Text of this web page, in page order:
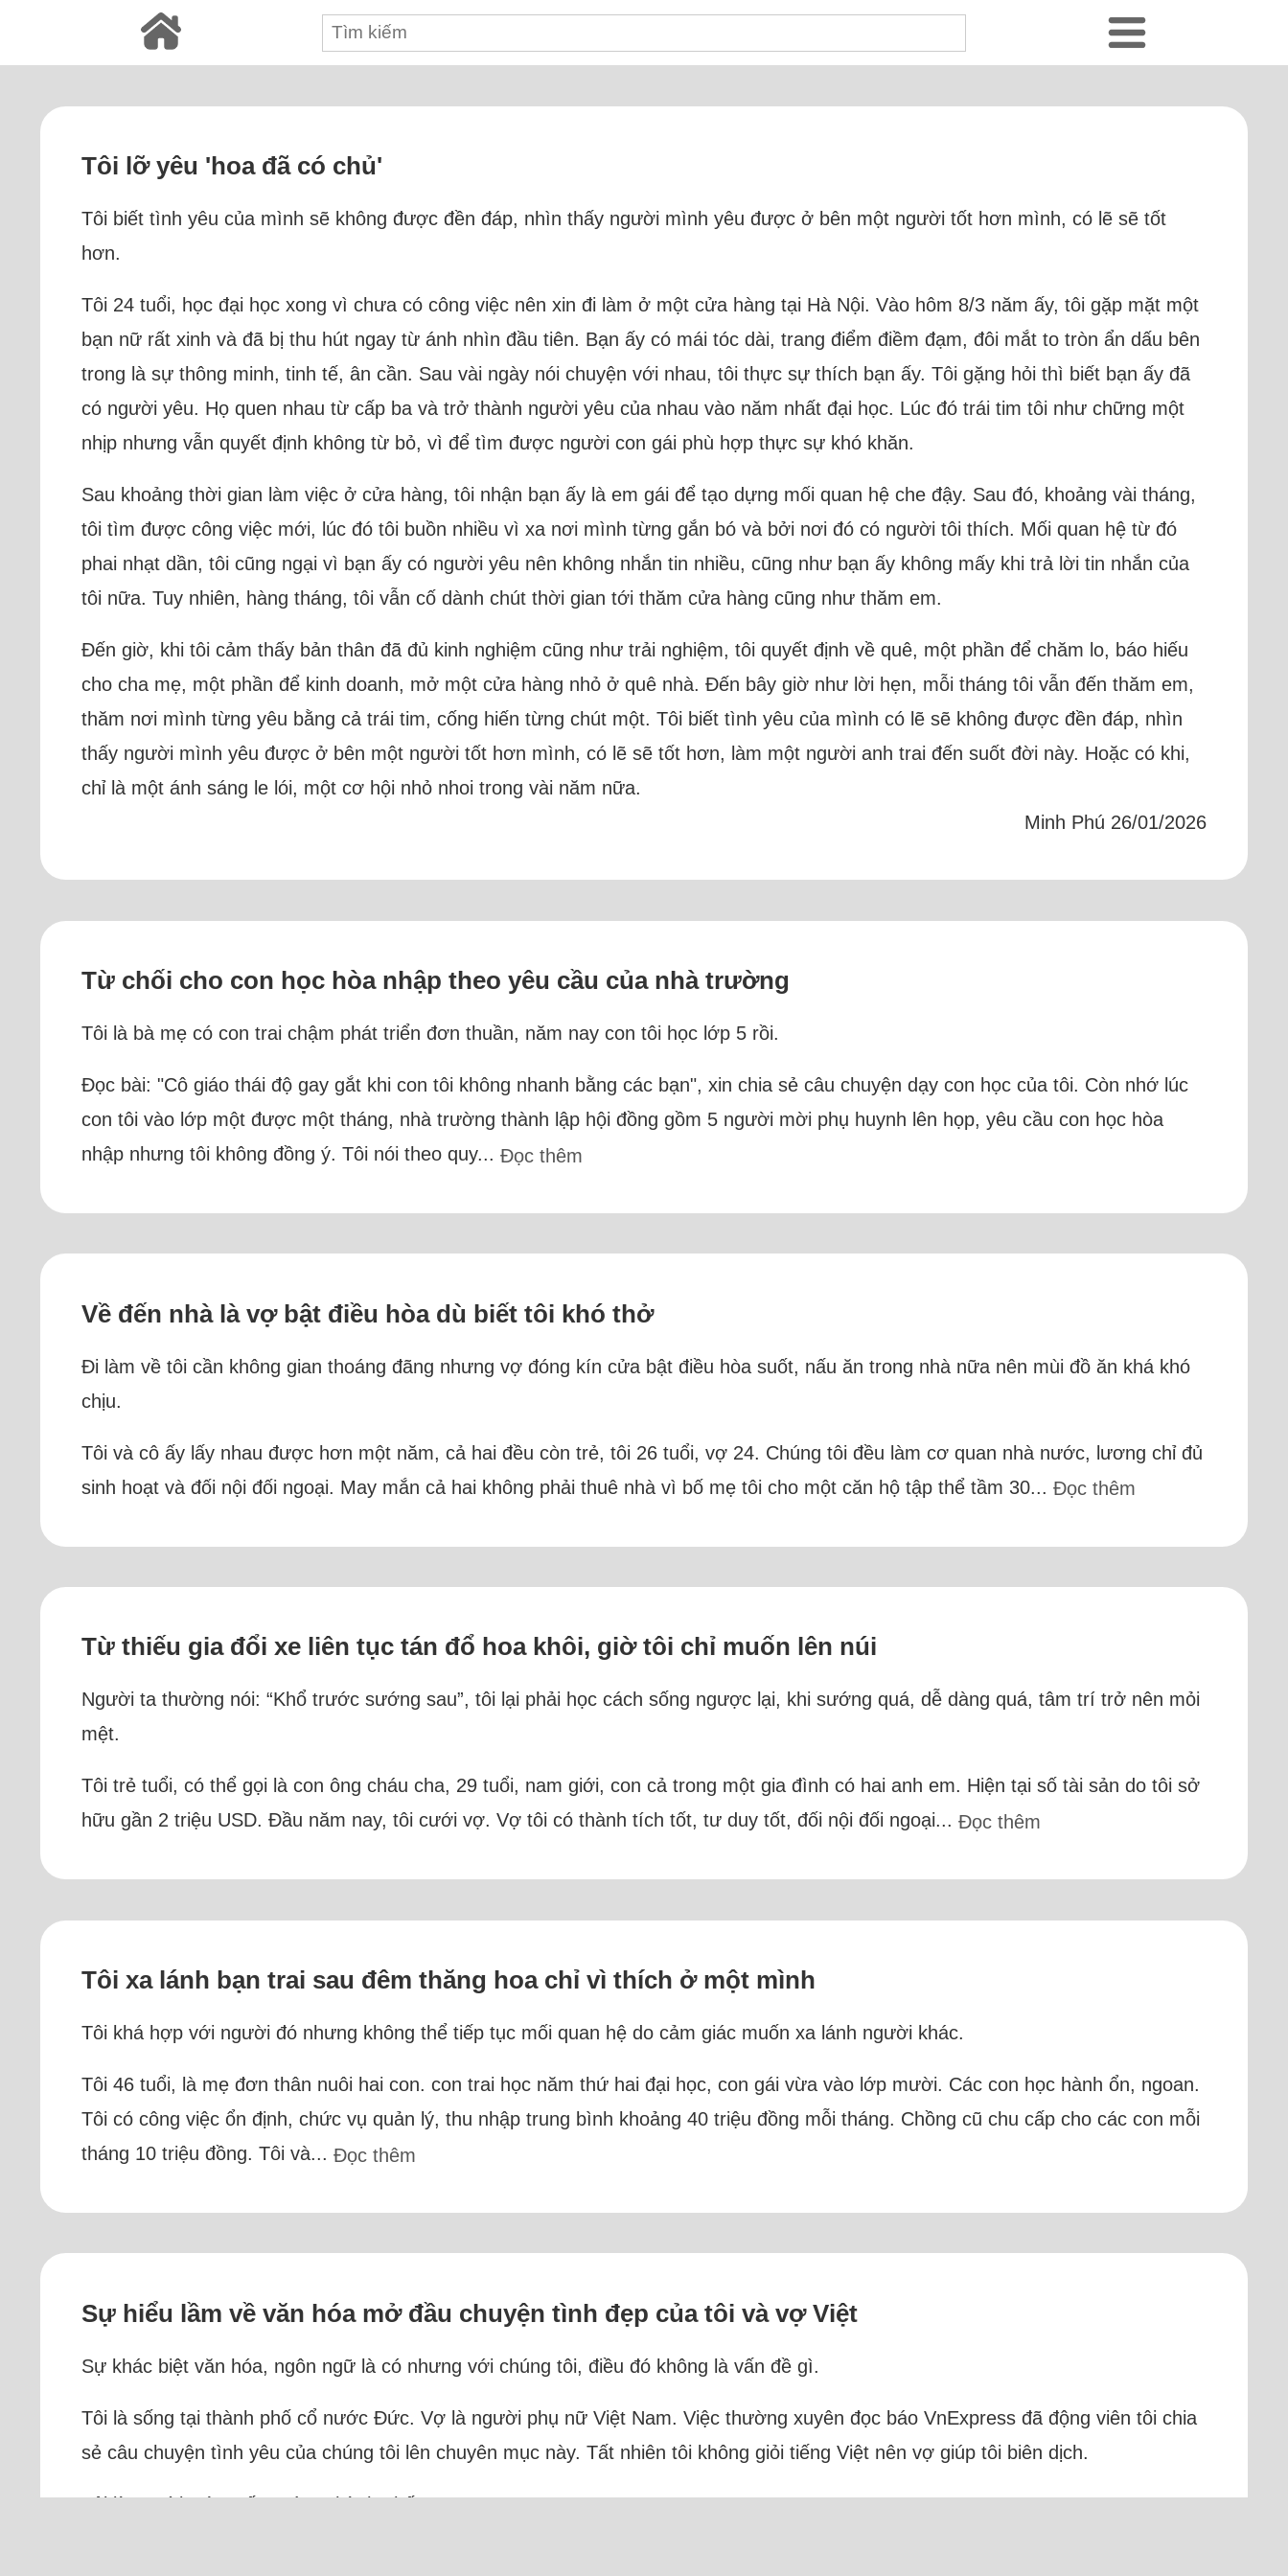
Tôi lỡ yêu 'hoa đã có chủ'
Tôi biết tình yêu của mình sẽ không được đền đáp, nhìn thấy người mình yêu được ở bên một người tốt hơn mình, có lẽ sẽ tốt
hơn.
Tôi 24 tuổi, học đại học xong vì chưa có công việc nên xin đi làm ở một cửa hàng tại Hà Nội. Vào hôm 8/3 năm ấy, tôi gặp mặt một
bạn nữ rất xinh và đã bị thu hút ngay từ ánh nhìn đầu tiên. Bạn ấy có mái tóc dài, trang điểm điềm đạm, đôi mắt to tròn ẩn dấu bên
trong là sự thông minh, tinh tế, ân cần. Sau vài ngày nói chuyện với nhau, tôi thực sự thích bạn ấy. Tôi gặng hỏi thì biết bạn ấy đã
có người yêu. Họ quen nhau từ cấp ba và trở thành người yêu của nhau vào năm nhất đại học. Lúc đó trái tim tôi như chững một
nhịp nhưng vẫn quyết định không từ bỏ, vì để tìm được người con gái phù hợp thực sự khó khăn.
Sau khoảng thời gian làm việc ở cửa hàng, tôi nhận bạn ấy là em gái để tạo dựng mối quan hệ che đậy. Sau đó, khoảng vài tháng,
tôi tìm được công việc mới, lúc đó tôi buồn nhiều vì xa nơi mình từng gắn bó và bởi nơi đó có người tôi thích. Mối quan hệ từ đó
phai nhạt dần, tôi cũng ngại vì bạn ấy có người yêu nên không nhắn tin nhiều, cũng như bạn ấy không mấy khi trả lời tin nhắn của
tôi nữa. Tuy nhiên, hàng tháng, tôi vẫn cố dành chút thời gian tới thăm cửa hàng cũng như thăm em.
Đến giờ, khi tôi cảm thấy bản thân đã đủ kinh nghiệm cũng như trải nghiệm, tôi quyết định về quê, một phần để chăm lo, báo hiếu
cho cha mẹ, một phần để kinh doanh, mở một cửa hàng nhỏ ở quê nhà. Đến bây giờ như lời hẹn, mỗi tháng tôi vẫn đến thăm em,
thăm nơi mình từng yêu bằng cả trái tim, cống hiến từng chút một. Tôi biết tình yêu của mình có lẽ sẽ không được đền đáp, nhìn
thấy người mình yêu được ở bên một người tốt hơn mình, có lẽ sẽ tốt hơn, làm một người anh trai đến suốt đời này. Hoặc có khi,
chỉ là một ánh sáng le lói, một cơ hội nhỏ nhoi trong vài năm nữa.
Minh Phú 26/01/2026
Từ chối cho con học hòa nhập theo yêu cầu của nhà trường
Tôi là bà mẹ có con trai chậm phát triển đơn thuần, năm nay con tôi học lớp 5 rồi.
Đọc bài: "Cô giáo thái độ gay gắt khi con tôi không nhanh bằng các bạn", xin chia sẻ câu chuyện dạy con học của tôi. Còn nhớ lúc
con tôi vào lớp một được một tháng, nhà trường thành lập hội đồng gồm 5 người mời phụ huynh lên họp, yêu cầu con học hòa
nhập nhưng tôi không đồng ý. Tôi nói theo quy... Đọc thêm
Về đến nhà là vợ bật điều hòa dù biết tôi khó thở
Đi làm về tôi cần không gian thoáng đãng nhưng vợ đóng kín cửa bật điều hòa suốt, nấu ăn trong nhà nữa nên mùi đồ ăn khá khó
chịu.
Tôi và cô ấy lấy nhau được hơn một năm, cả hai đều còn trẻ, tôi 26 tuổi, vợ 24. Chúng tôi đều làm cơ quan nhà nước, lương chỉ đủ
sinh hoạt và đối nội đối ngoại. May mắn cả hai không phải thuê nhà vì bố mẹ tôi cho một căn hộ tập thể tầm 30... Đọc thêm
Từ thiếu gia đổi xe liên tục tán đổ hoa khôi, giờ tôi chỉ muốn lên núi
Người ta thường nói: “Khổ trước sướng sau”, tôi lại phải học cách sống ngược lại, khi sướng quá, dễ dàng quá, tâm trí trở nên mỏi
mệt.
Tôi trẻ tuổi, có thể gọi là con ông cháu cha, 29 tuổi, nam giới, con cả trong một gia đình có hai anh em. Hiện tại số tài sản do tôi sở
hữu gần 2 triệu USD. Đầu năm nay, tôi cưới vợ. Vợ tôi có thành tích tốt, tư duy tốt, đối nội đối ngoại... Đọc thêm
Tôi xa lánh bạn trai sau đêm thăng hoa chỉ vì thích ở một mình
Tôi khá hợp với người đó nhưng không thể tiếp tục mối quan hệ do cảm giác muốn xa lánh người khác.
Tôi 46 tuổi, là mẹ đơn thân nuôi hai con. con trai học năm thứ hai đại học, con gái vừa vào lớp mười. Các con học hành ổn, ngoan.
Tôi có công việc ổn định, chức vụ quản lý, thu nhập trung bình khoảng 40 triệu đồng mỗi tháng. Chồng cũ chu cấp cho các con mỗi
tháng 10 triệu đồng. Tôi và... Đọc thêm
Sự hiểu lầm về văn hóa mở đầu chuyện tình đẹp của tôi và vợ Việt
Sự khác biệt văn hóa, ngôn ngữ là có nhưng với chúng tôi, điều đó không là vấn đề gì.
Tôi là sống tại thành phố cổ nước Đức. Vợ là người phụ nữ Việt Nam. Việc thường xuyên đọc báo VnExpress đã động viên tôi chia
sẻ câu chuyện tình yêu của chúng tôi lên chuyên mục này. Tất nhiên tôi không giỏi tiếng Việt nên vợ giúp tôi biên dịch.
Tôi là người Đức, sống cùng thành phố...